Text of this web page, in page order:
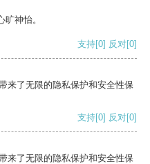
神怡。
支持[0] 反对[0]
来了无限的隐私保护和安全性保
支持[0] 反对[0]
来了无限的隐私保护和安全性保